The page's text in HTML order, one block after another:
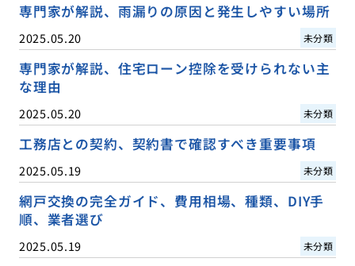
専門家が解説、雨漏りの原因と発生しやすい場所
2025.05.20 未分類
専門家が解説、住宅ローン控除を受けられない主
な理由
2025.05.20 未分類
工務店との契約、契約書で確認すべき重要事項
2025.05.19 未分類
網戸交換の完全ガイド、費用相場、種類、DIY手
順、業者選び
2025.05.19 未分類